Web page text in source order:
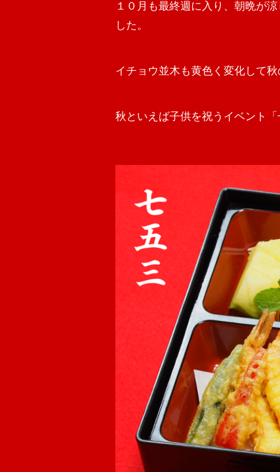
１０月も最終週に入り、朝晩が
した。
イチョウ並木も黄色く変化して秋
秋といえば子供を祝うイベント「